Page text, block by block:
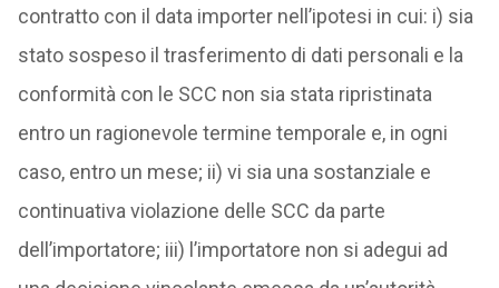
contratto con il data importer nell’ipotesi in cui: i) sia
stato sospeso il trasferimento di dati personali e la
conformità con le SCC non sia stata ripristinata
entro un ragionevole termine temporale e, in ogni
caso, entro un mese; ii) vi sia una sostanziale e
continuativa violazione delle SCC da parte
dell’importatore; iii) l’importatore non si adegui ad